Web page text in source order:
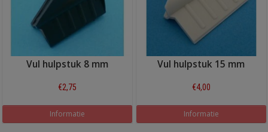
Vul hulpstuk 8 mm
€2,75
Informatie
Vul hulpstuk 15 mm
€4,00
Informatie